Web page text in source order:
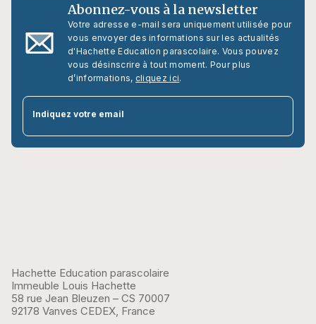
Abonnez-vous à la newsletter
Votre adresse e-mail sera uniquement utilisée pour
vous envoyer des informations sur les actualités
d'Hachette Education parascolaire. Vous pouvez
vous désinscrire à tout moment. Pour plus
d’informations, cliquez ici.
Indiquez votre email
Hachette Education parascolaire
Immeuble Louis Hachette
58 rue Jean Bleuzen – CS 70007
92178 Vanves CEDEX, France